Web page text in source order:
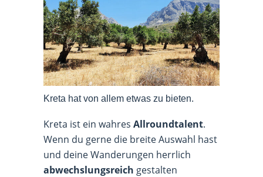
Kreta hat von allem etwas zu bieten.
Kreta ist ein wahres Allroundtalent.
Wenn du gerne die breite Auswahl hast
und deine Wanderungen herrlich
abwechslungsreich gestalten